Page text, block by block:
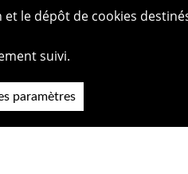
le dépôt de cookies
suivi.
paramètres